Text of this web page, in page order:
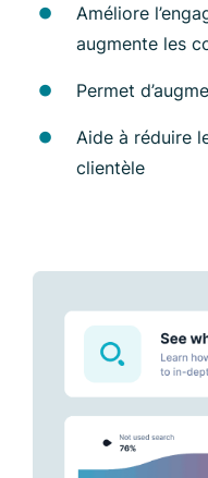
Améliore
augmente les
Permet
Aide à réduire
clientèle